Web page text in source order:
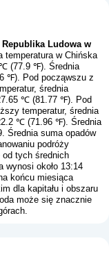
Ludowa w
temperatura w Chińska
℃ (77.9 ℉). Średnia
℉). Pod począwszu z
średnia
℃ (81.77 ℉). Pod
temperatur, średnia
℃ (71.96 ℉). Średnia
Średnia suma opadów
podróży
tych średnich
wynosi około 13:14
końcu miesiąca
dla kapitału i obszaru
może się znacznie